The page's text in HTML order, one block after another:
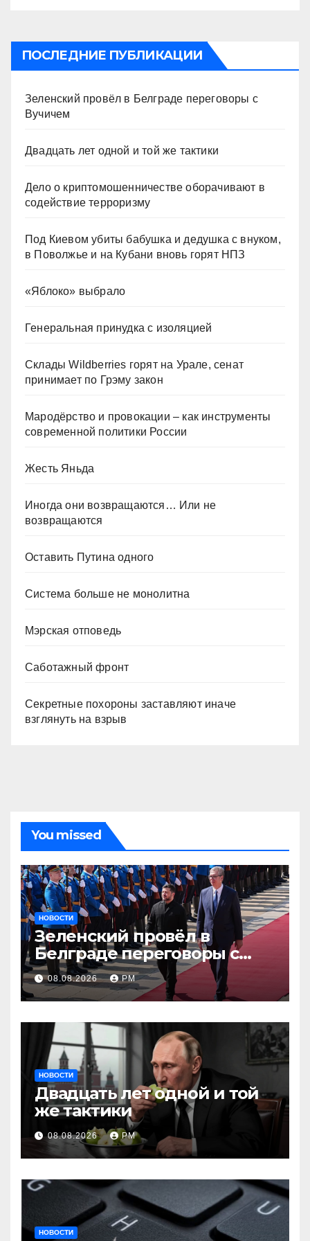
ПОСЛЕДНИЕ ПУБЛИКАЦИИ
Зеленский провёл в Белграде переговоры с
Вучичем
Двадцать лет одной и той же тактики
Дело о криптомошенничестве оборачивают в
содействие терроризму
Под Киевом убиты бабушка и дедушка с внуком,
в Поволжье и на Кубани вновь горят НПЗ
«Яблоко» выбрало
Генеральная принудка с изоляцией
Склады Wildberries горят на Урале, сенат
принимает по Грэму закон
Мародёрство и провокации – как инструменты
современной политики России
Жесть Яньда
Иногда они возвращаются… Или не
возвращаются
Оставить Путина одного
Система больше не монолитна
Мэрская отповедь
Саботажный фронт
Секретные похороны заставляют иначе
взглянуть на взрыв
You missed
НОВОСТИ
Зеленский провёл в
Белграде переговоры с
Вучичем
08.08.2026 РМ
НОВОСТИ
Двадцать лет одной и той
же тактики
08.08.2026 РМ
НОВОСТИ